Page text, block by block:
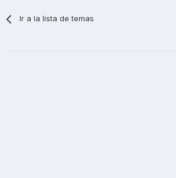
Ir a la lista de temas